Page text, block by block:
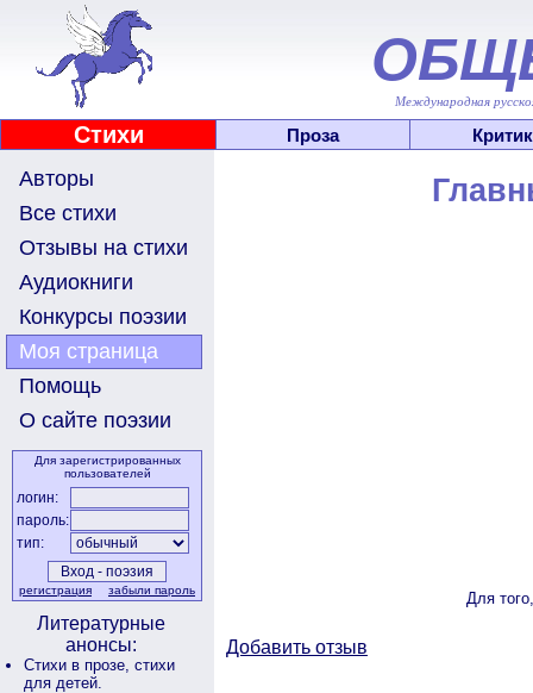
Международная
Стихи Проза
Авторы
Все стихи
Отзывы на стихи
Аудиокниги
Конкурсы поэзии
Моя страница
Помощь
О сайте поэзии
Для зарегистрированных
пользователей
логин:
пароль:
тип:
регистрация забыли пароль
Литературные
анонсы:
Стихи в прозе, стихи
для детей.
Для
Добавить отзыв